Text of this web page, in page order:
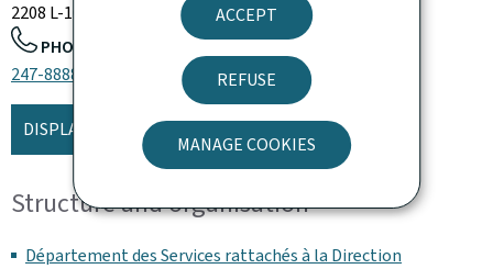
ACCEPT
REFUSE
MANAGE COOKIES
2208 L-1022 Luxembourg
Luxembourg
PHONE:
247-88888
DISPLAY THE MAP
Structure and organisation
Département des Services rattachés à la Direction